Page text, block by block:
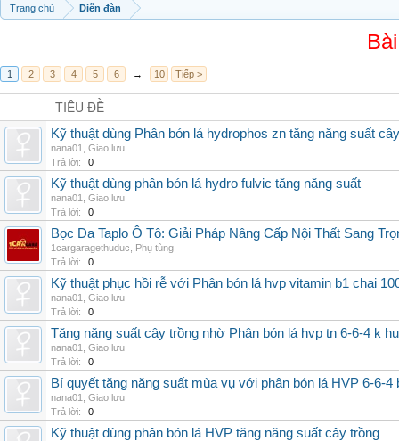
Trang chủ Diễn đàn
1 2 3 4 5 6 → 10 Tiếp >
TIÊU ĐỀ
Kỹ thuật dùng Phân bón lá hydrophos zn tăng năng suất cây
nana01
Giao lưu
Trả lời:
0
Kỹ thuật dùng phân bón lá hydro fulvic tăng năng suất
nana01
Giao lưu
Trả lời:
0
Bọc Da Taplo Ô Tô: Giải Pháp Nâng Cấp Nội Thất Sang
1cargaragethuduc
Phụ tùng
Trả lời:
0
Kỹ thuật phục hồi rễ với Phân bón lá hvp vitamin b1 chai
nana01
Giao lưu
Trả lời:
0
Tăng năng suất cây trồng nhờ Phân bón lá hvp tn 6-6-4 k
nana01
Giao lưu
Trả lời:
0
Bí quyết tăng năng suất mùa vụ với phân bón lá HVP 6-6-4
nana01
Giao lưu
Trả lời:
0
Kỹ thuật dùng phân bón lá HVP tăng năng suất cây trồng